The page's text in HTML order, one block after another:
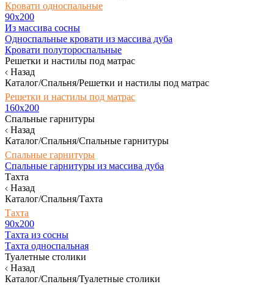
Кровати односпальные
90х200
Из массива сосны
Односпальные кровати из массива дуба
Кровати полутороспальные
Решетки и настилы под матрас
Назад
Каталог/Спальня/Решетки и настилы под матрас
Решетки и настилы под матрас
160х200
Спальные гарнитуры
Назад
Каталог/Спальня/Спальные гарнитуры
Спальные гарнитуры
Спальные гарнитуры из массива дуба
Тахта
Назад
Каталог/Спальня/Тахта
Тахта
90х200
Тахта из сосны
Тахта односпальная
Туалетные столики
Назад
Каталог/Спальня/Туалетные столики